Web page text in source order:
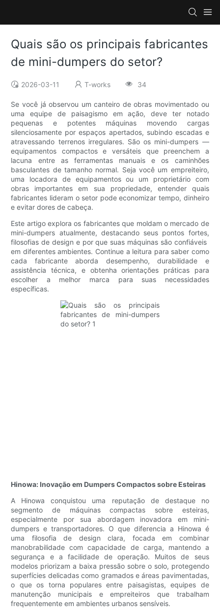
Quais são os principais fabricantes
de mini-dumpers do setor?
2026-03-11 T-works 34
Se você já observou um canteiro de obras movimentado ou
uma equipe de paisagismo em ação, deve ter notado
pequenas e potentes máquinas movendo cargas
silenciosamente por espaços apertados, subindo escadas e
atravessando terrenos irregulares. São os mini-dumpers —
equipamentos compactos e versáteis que preenchem a
lacuna entre as ferramentas manuais e os caminhões
basculantes de tamanho normal. Seja você um empreiteiro,
uma locadora de equipamentos ou um proprietário com
obras importantes em sua propriedade, entender quais
fabricantes lideram o setor pode economizar tempo, dinheiro
e evitar dores de cabeça.
Este artigo explora os fabricantes que moldam o mercado de
mini-dumpers atualmente, destacando seus pontos fortes,
filosofias de design e por que suas máquinas são confiáveis ​​
em diferentes ambientes. Continue a leitura para saber como
cada fabricante aborda desempenho, durabilidade e
assistência técnica, e obtenha orientações práticas para
escolher a melhor marca para suas necessidades
específicas.
Hinowa: Inovação em Dumpers Compactos sobre Esteiras
A Hinowa conquistou uma reputação de destaque no
segmento de máquinas compactas sobre esteiras,
especialmente por sua abordagem inovadora em mini-
dumpers e transportadores. O que diferencia a Hinowa é
uma filosofia de design clara, focada em combinar
manobrabilidade com capacidade de carga, mantendo a
segurança e a facilidade de operação. Muitos de seus
modelos priorizam a baixa pressão sobre o solo, protegendo
superfícies delicadas como gramados e áreas pavimentadas,
o que os torna populares entre paisagistas, equipes de
manutenção municipais e empreiteiros que trabalham
frequentemente em ambientes urbanos sensíveis.